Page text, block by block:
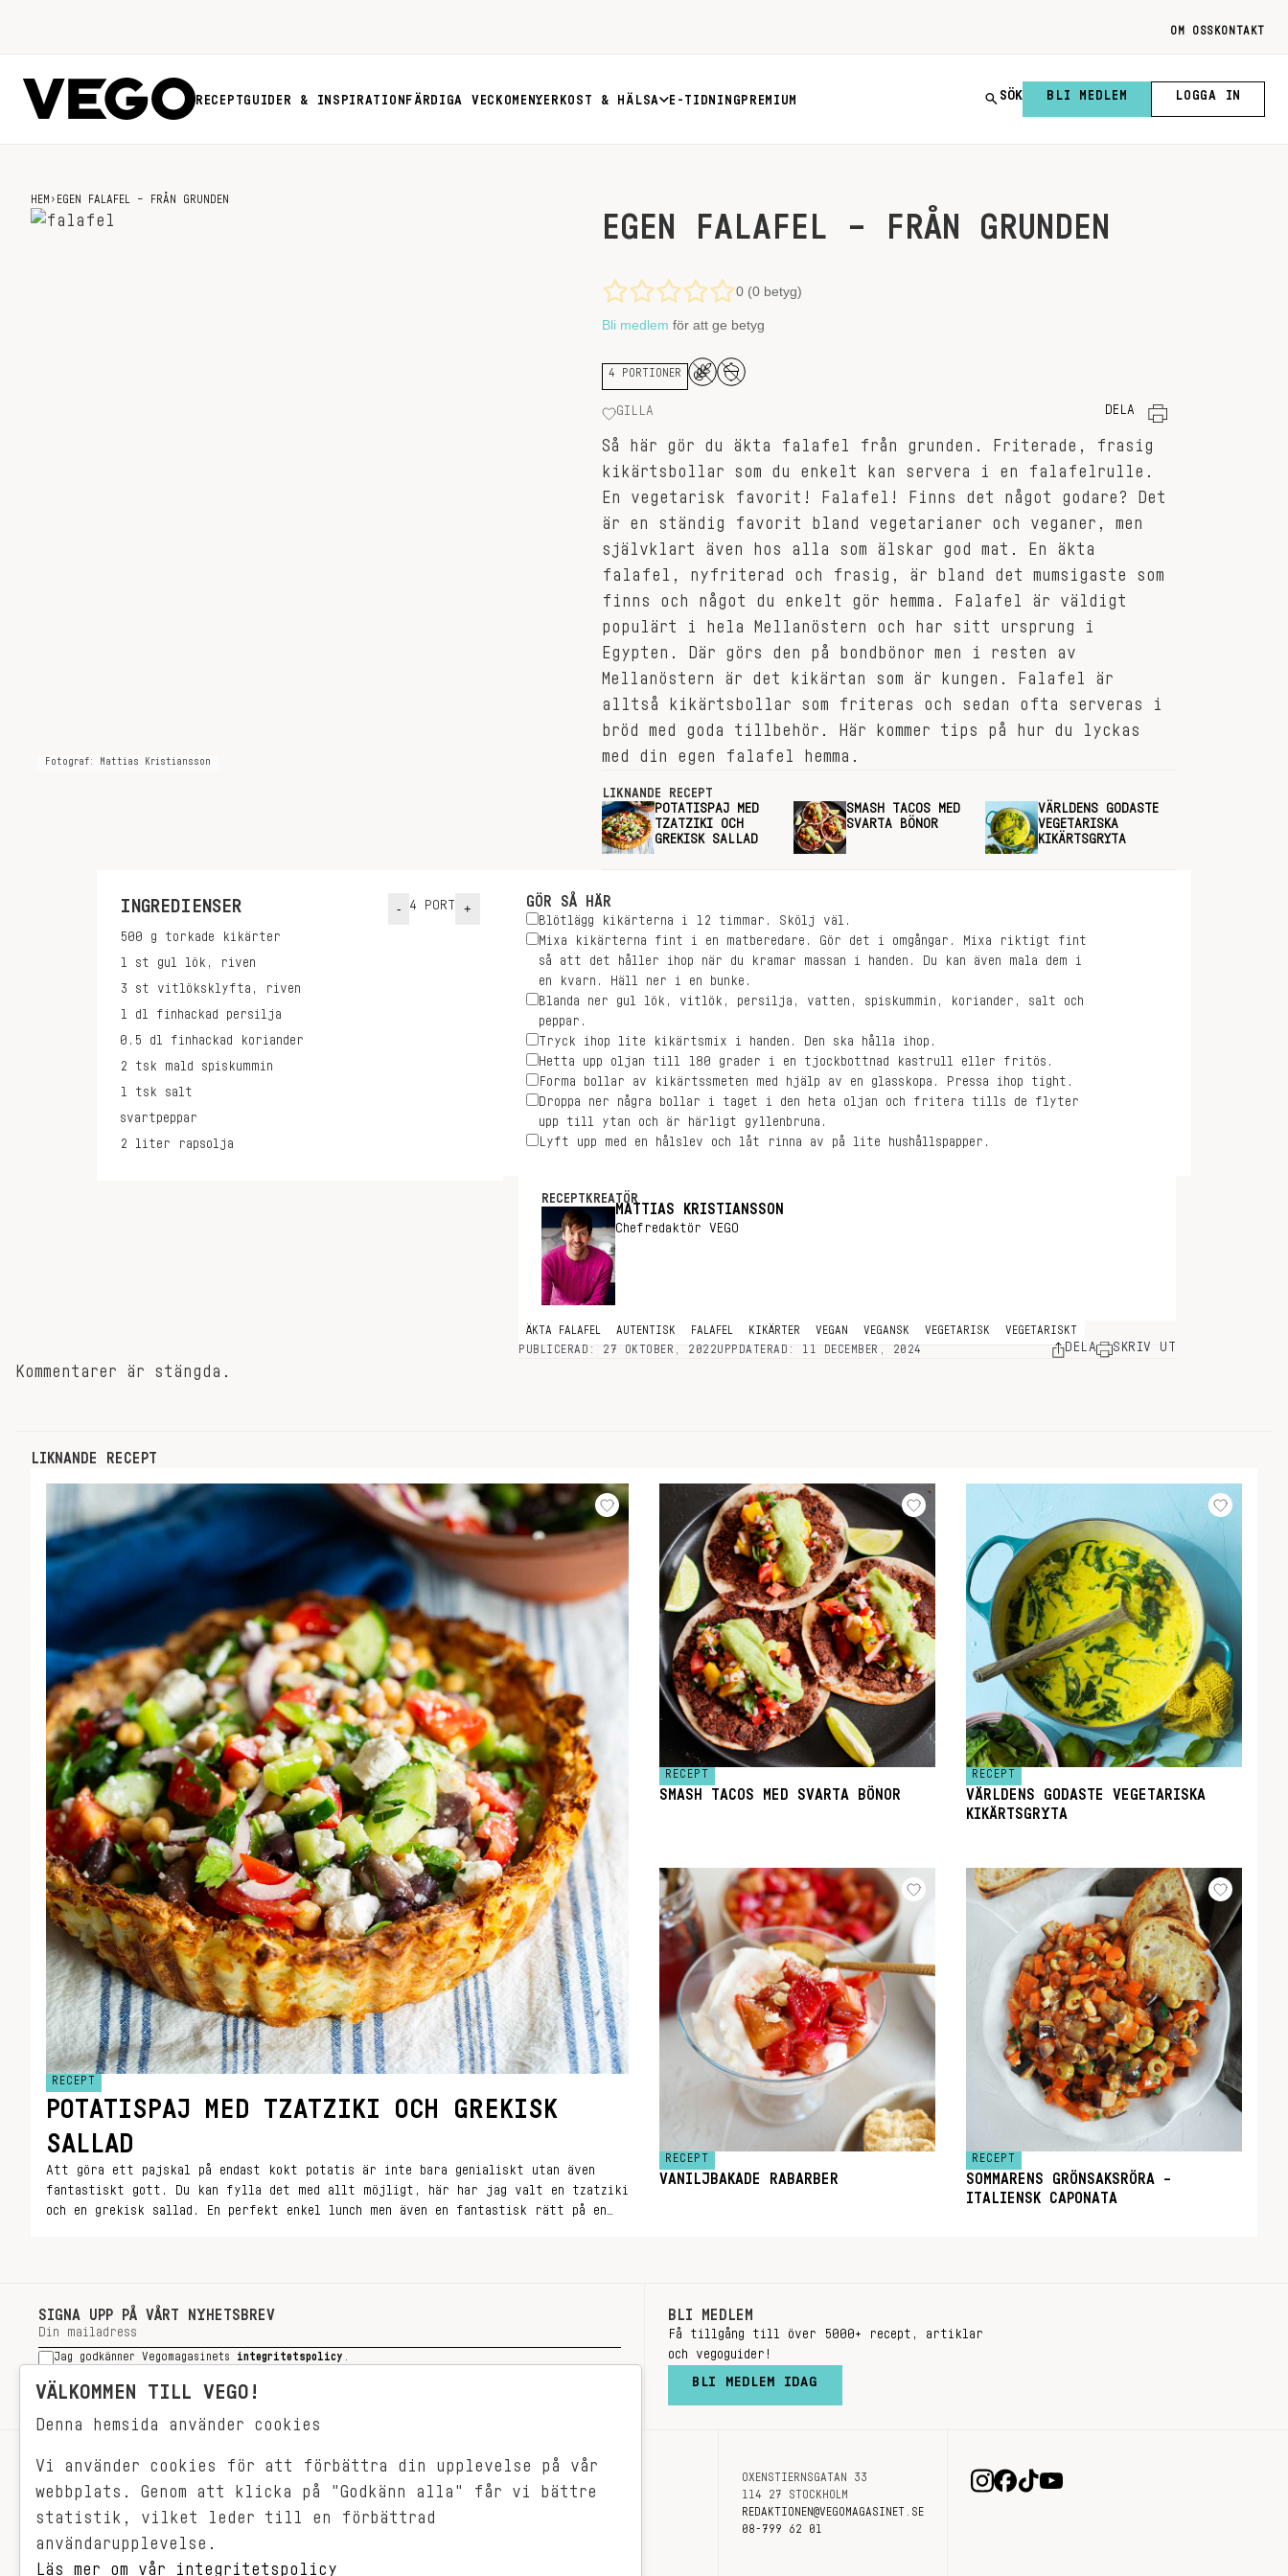
OM OSS KONTAKT
RECEPTGUIDER & INSPIRATION FÄRDIGA VECKOMENYER KOST & HÄLSA E-TIDNING PREMIUM SÖK BLI MEDLEM LOGGA IN
HEM › EGEN FALAFEL – FRÅN GRUNDEN
Fotograf: Mattias Kristiansson
EGEN FALAFEL – FRÅN GRUNDEN
0 (0 betyg)
Bli medlem för att ge betyg
4 PORTIONER
GILLA DELA
Så här gör du äkta falafel från grunden. Friterade, frasig
kikärtsbollar som du enkelt kan servera i en falafelrulle.
En vegetarisk favorit! Falafel! Finns det något godare? Det
är en ständig favorit bland vegetarianer och veganer, men
självklart även hos alla som älskar god mat. En äkta
falafel, nyfriterad och frasig, är bland det mumsigaste som
finns och något du enkelt gör hemma. Falafel är väldigt
populärt i hela Mellanöstern och har sitt ursprung i
Egypten. Där görs den på bondbönor men i resten av
Mellanöstern är det kikärtan som är kungen. Falafel är
alltså kikärtsbollar som friteras och sedan ofta serveras i
bröd med goda tillbehör. Här kommer tips på hur du lyckas
med din egen falafel hemma.
LIKNANDE RECEPT
POTATISPAJ MED
TZATZIKI OCH
GREKISK SALLAD
SMASH TACOS MED
SVARTA BÖNOR
VÄRLDENS GODASTE
VEGETARISKA
KIKÄRTSGRYTA
INGREDIENSER - 4 PORT +
500 g
torkade kikärter
1 st
gul lök, riven
3 st
vitlöksklyfta, riven
1 dl
finhackad persilja
0.5 dl
finhackad koriander
2 tsk
mald spiskummin
1 tsk
salt
svartpeppar
2 liter rapsolja
GÖR SÅ HÄR
Blötlägg kikärterna i 12 timmar. Skölj väl.
Mixa kikärterna fint i en matberedare. Gör det i omgångar. Mixa riktigt fint
så att det håller ihop när du kramar massan i handen. Du kan även mala dem i
en kvarn. Häll ner i en bunke.
Blanda ner gul lök, vitlök, persilja, vatten, spiskummin, koriander, salt och
peppar.
Tryck ihop lite kikärtsmix i handen. Den ska hålla ihop.
Hetta upp oljan till 180 grader i en tjockbottnad kastrull eller fritös.
Forma bollar av kikärtssmeten med hjälp av en glasskopa. Pressa ihop tight.
Droppa ner några bollar i taget i den heta oljan och fritera tills de flyter
upp till ytan och är härligt gyllenbruna.
Lyft upp med en hålslev och låt rinna av på lite hushållspapper.
RECEPTKREATÖR
MATTIAS KRISTIANSSON
Chefredaktör VEGO
ÄKTA FALAFEL AUTENTISK FALAFEL KIKÄRTER VEGAN VEGANSK VEGETARISK
VEGETARISKT
PUBLICERAD: 27 OKTOBER, 2022UPPDATERAD: 11 DECEMBER, 2024 DELA SKRIV UT
Kommentarer är stängda.
LIKNANDE RECEPT
RECEPT
POTATISPAJ MED TZATZIKI OCH GREKISK
SALLAD
Att göra ett pajskal på endast kokt potatis är inte bara genialiskt utan även
fantastiskt gott. Du kan fylla det med allt möjligt, här har jag valt en tzatziki
och en grekisk sallad. En perfekt enkel lunch men även en fantastisk rätt på en
RECEPT
SMASH TACOS MED SVARTA BÖNOR
RECEPT
VÄRLDENS GODASTE VEGETARISKA
KIKÄRTSGRYTA
RECEPT
VANILJBAKADE RABARBER
RECEPT
SOMMARENS GRÖNSAKSRÖRA –
ITALIENSK CAPONATA
SIGNA UPP PÅ VÅRT NYHETSBREV
Jag godkänner Vegomagasinets integritetspolicy
SIGNA UPP
BLI MEDLEM
Få tillgång till över 5000+ recept, artiklar
och vegoguider!
BLI MEDLEM IDAG
himla enkelt för just dig att äta
vego. För vegomat är inte krångligt,
RECEPT
VEGONYTT
OM OSS
OXENSTIERNSGATAN 33
114 27 STOCKHOLM
REDAKTIONEN@VEGOMAGASINET.SE
08-799 62 01
VÄLKOMMEN TILL VEGO!
Denna hemsida använder cookies
Vi använder cookies för att förbättra din upplevelse på vår
webbplats. Genom att klicka på "Godkänn alla" får vi bättre
statistik, vilket leder till en förbättrad
användarupplevelse.
Läs mer om vår integritetspolicy